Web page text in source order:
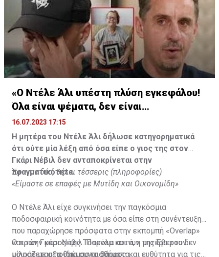
«Ο Ντέλε Άλι υπέστη πλύση εγκεφάλου!
Όλα είναι ψέματα, δεν είναι
υιοθετημένος»
16.07.2023 17:15
Η μητέρα του Ντέλε Άλι δήλωσε κατηγορηματικά
ότι ούτε μία λέξη από όσα είπε ο γιος της στον
Γκάρι Νέβιλ δεν ανταποκρίνεται στην
πραγματικότητα.
Έφυγαν δύο, θέλει τέσσερις (πληροφορίες)
«Είμαστε σε επαφές με Μυτίδη και Οικονομίδη»
Ο Ντέλε Άλι είχε συγκινήσει την παγκόσμια
ποδοσφαιρική κοινότητα με όσα είπε στη συνέντευξη
που παραχώρησε πρόσφατα στην εκπομπή «Overlap»
και τον Γκάρι Νέβιλ. Παρόλα αυτά, η μητέρα του δεν
μοιράζεται τα ίδια συναισθήματα.
Ο πρώην μέσος της Τότεναμ και νυν της Έβερτον
μίλησε με αξιοθαύμαστο θάρρος και ευθύτητα για τις